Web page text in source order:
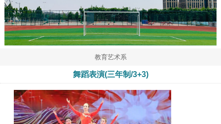
教育艺术系
舞蹈表演(三年制/3+3)